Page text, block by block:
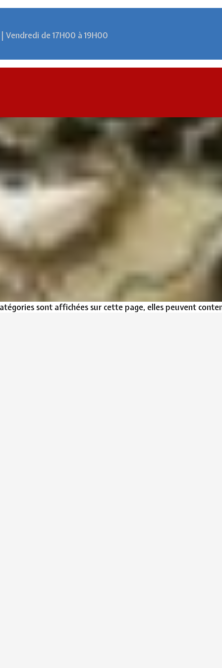
Vendredi de 17H00 à 19H00
sont affichées sur cette page, elles peuvent